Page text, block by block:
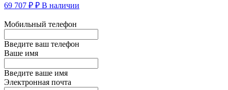
69 707 ₽ ₽ В наличии
Мобильный телефон
Введите ваш телефон
Ваше имя
Введите ваше имя
Электронная почта